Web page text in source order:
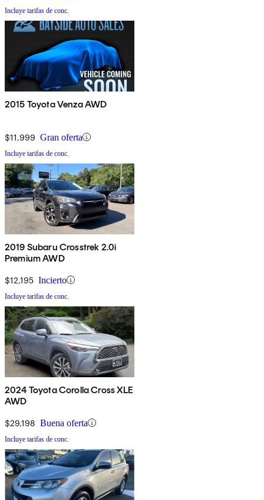
Incluye tarifas de conc.
2015 Toyota Venza AWD
$11,999 Gran oferta
Incluye tarifas de conc.
2019 Subaru Crosstrek 2.0i
Premium AWD
$12,195 Incierto
Incluye tarifas de conc.
2024 Toyota Corolla Cross XLE
AWD
$29,198 Buena oferta
Incluye tarifas de conc.